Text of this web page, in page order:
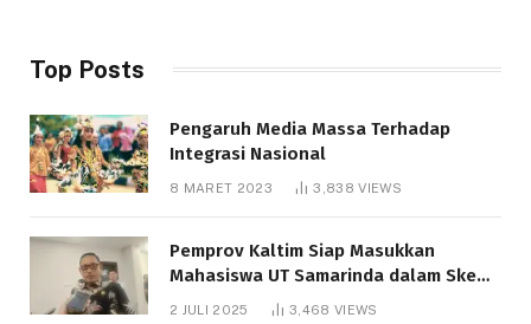
Top Posts
Pengaruh Media Massa Terhadap
Integrasi Nasional
8 MARET 2023 3,838VIEWS
Pemprov Kaltim Siap Masukkan
Mahasiswa UT Samarinda dalam Skema
Bantuan Pendidikan Gratispol
2 JULI 2025 3,468 VIEWS